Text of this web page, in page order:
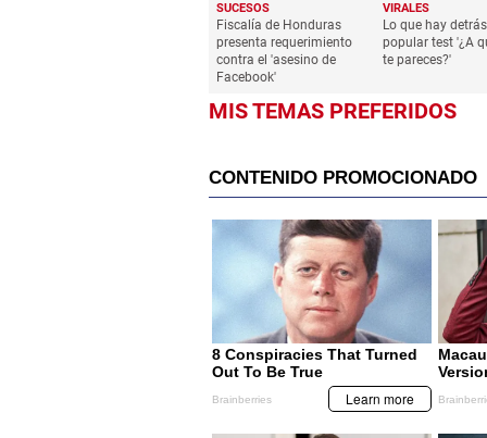
SUCESOS
Fiscalía de Honduras
presenta requerimiento
contra el 'asesino de
Facebook'
VIRALES
Lo que hay detrás
popular test '¿A
te pareces?'
MIS TEMAS PREFERIDOS